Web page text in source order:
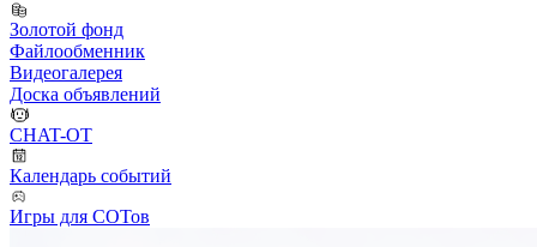
Золотой фонд
Файлообменник
Видеогалерея
Доска объявлений
CHAT-OT
Календарь событий
Игры для СОТов